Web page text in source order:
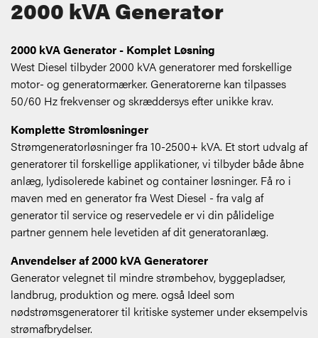
2000 kVA Generator
2000 kVA Generator - Komplet Løsning
West Diesel tilbyder 2000 kVA generatorer med forskellige
motor- og generatormærker. Generatorerne kan tilpasses
50/60 Hz frekvenser og skræddersys efter unikke krav.
Komplette Strømløsninger
Strømgeneratorløsninger fra 10-2500+ kVA. Et stort udvalg af
generatorer til forskellige applikationer, vi tilbyder både åbne
anlæg, lydisolerede kabinet og container løsninger. Få ro i
maven med en generator fra West Diesel - fra valg af
generator til service og reservedele er vi din pålidelige
partner gennem hele levetiden af dit generatoranlæg.
Anvendelser af 2000 kVA Generatorer
Generator velegnet til mindre strømbehov, byggepladser,
landbrug, produktion og mere. også Ideel som
nødstrømsgeneratorer til kritiske systemer under eksempelvis
strømafbrydelser.